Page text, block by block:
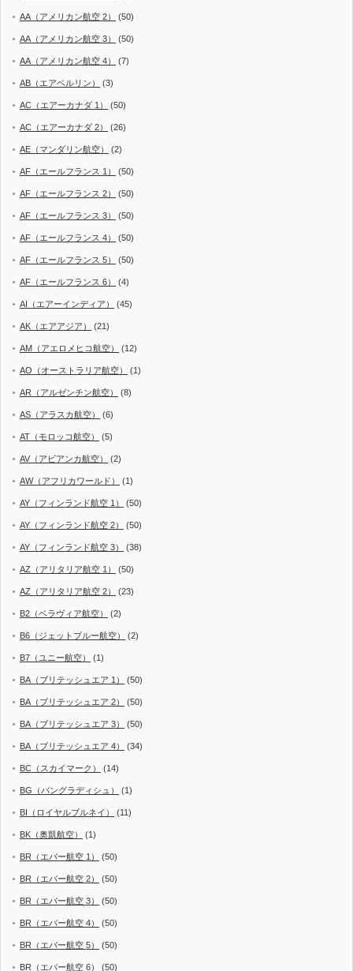
AA（アメリカン航空 2） (50)
AA（アメリカン航空 3） (50)
AA（アメリカン航空 4） (7)
AB（エアベルリン） (3)
AC（エアーカナダ 1） (50)
AC（エアーカナダ 2） (26)
AE（マンダリン航空） (2)
AF（エールフランス 1） (50)
AF（エールフランス 2） (50)
AF（エールフランス 3） (50)
AF（エールフランス 4） (50)
AF（エールフランス 5） (50)
AF（エールフランス 6） (4)
AI（エアーインディア） (45)
AK（エアアジア） (21)
AM（アエロメヒコ航空） (12)
AO（オーストラリア航空） (1)
AR（アルゼンチン航空） (8)
AS（アラスカ航空） (6)
AT（モロッコ航空） (5)
AV（アビアンカ航空） (2)
AW（アフリカワールド） (1)
AY（フィンランド航空 1） (50)
AY（フィンランド航空 2） (50)
AY（フィンランド航空 3） (38)
AZ（アリタリア航空 1） (50)
AZ（アリタリア航空 2） (23)
B2（ベラヴィア航空） (2)
B6（ジェットブルー航空） (2)
B7（ユニー航空） (1)
BA（ブリテッシュエア 1） (50)
BA（ブリテッシュエア 2） (50)
BA（ブリテッシュエア 3） (50)
BA（ブリテッシュエア 4） (34)
BC（スカイマーク） (14)
BG（バングラディシュ） (1)
BI（ロイヤルブルネイ） (11)
BK（奥凱航空） (1)
BR（エバー航空 1） (50)
BR（エバー航空 2） (50)
BR（エバー航空 3） (50)
BR（エバー航空 4） (50)
BR（エバー航空 5） (50)
BR（エバー航空 6） (50)